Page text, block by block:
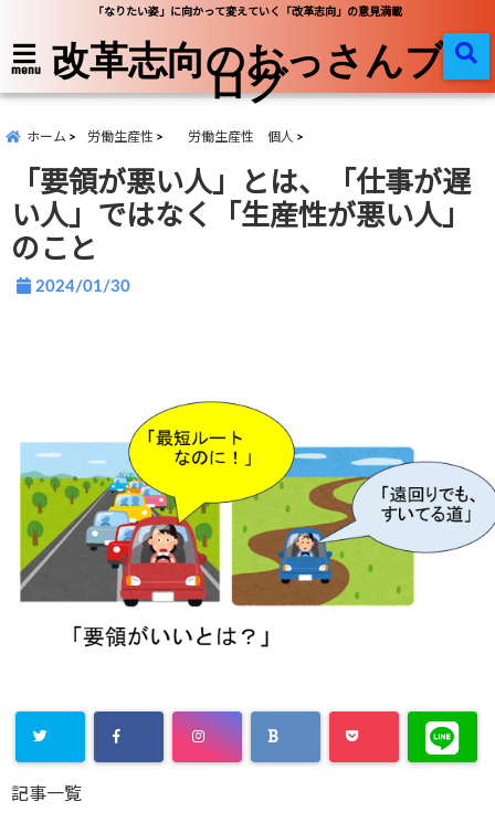
「なりたい姿」に向かって変えていく「改革志向」の意見満載
menu 改革志向のおっさんブ
ログ
ホーム 労働生産性 労働生産性 個人
「要領が悪い人」とは、「仕事が遅
い人」ではなく「生産性が悪い人」
のこと
2024/01/30
記事一覧